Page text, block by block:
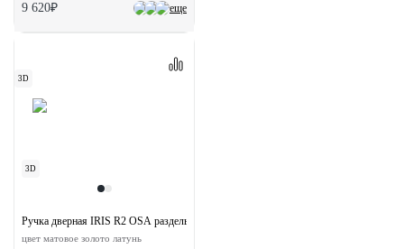
еще
9 620₽
3D
3D
Ручка дверная IRIS R2 OSA раздельная на круглой розетке
цвет матовое золото латунь